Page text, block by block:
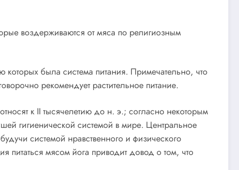
воздерживаются от мяса по религиозным
была система питания. Примечательно, что
рекомендует растительное питание.
к II тысячелетию до н. э.; согласно некоторым
гигиенической системой в мире. Центральное
системой нравственного и физического
питаться мясом йога приводит довод о том, что